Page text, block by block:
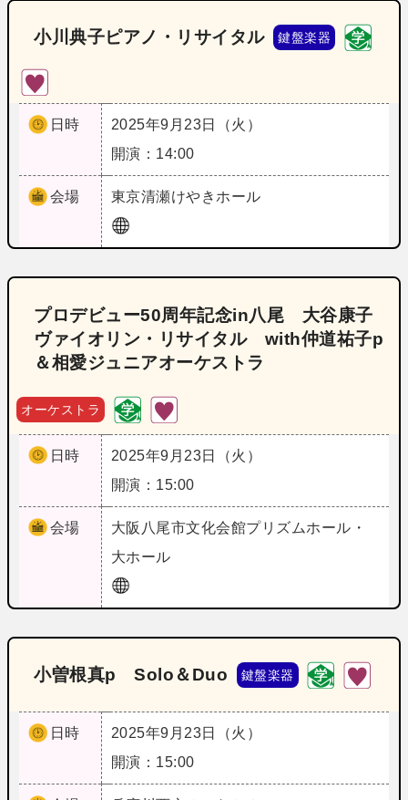
小川典子ピアノ・リサイタル 鍵盤楽器
日時
2025年9月23日（火）
開演：14:00
会場 東京清瀬けやきホール
プロデビュー50周年記念in八尾 大谷康子
ヴァイオリン・リサイタル with仲道祐子p
＆相愛ジュニアオーケストラ
オーケストラ
日時
2025年9月23日（火）
開演：15:00
会場 大阪 八尾市文化会館プリズムホール・
大ホール
小曽根真p Solo＆Duo 鍵盤楽器
日時
2025年9月23日（火）
開演：15:00